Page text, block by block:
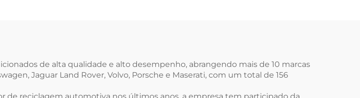
de alta qualidade e alto desempenho, abrangendo mais de 10 marcas
Jaguar Land Rover, Volvo, Porsche e Maserati, com um total de 156